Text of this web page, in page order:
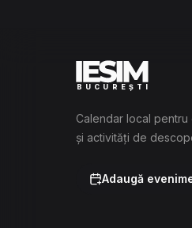
BUCUREȘTI
Calendar local
și activități de
Adaugă